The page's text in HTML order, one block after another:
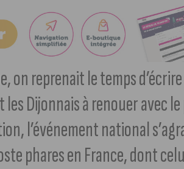
on reprenait le temps d’écrire
Dijonnais à renouer avec
l’événement national
phares en France, dont